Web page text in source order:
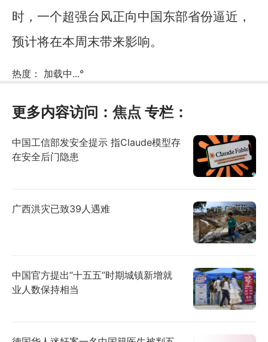
时，一个超强台风正向中国东部省份逼近，
预计将在本周末带来影响。
热度： 加载中...°
更多内容访问： 焦点 专栏：
中国工信部发安全提示 指Claude模型存
在安全后门隐患
广西洪灾已致39人遇难
中国官方提出“十五五”时期城镇新增就
业人数保持相当